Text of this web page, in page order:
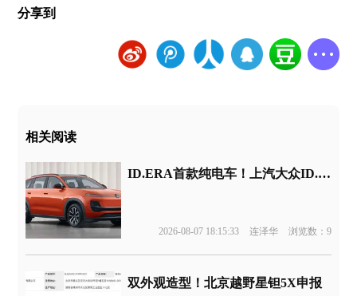
分享到
相关阅读
ID.ERA首款纯电车！上汽大众ID.ERA 5X申报
2026-08-07 18:15:33 连泽华 浏览数：9
双外观造型！北京越野星钽5X申报